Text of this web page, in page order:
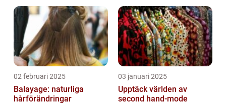
02 februari 2025
Balayage: naturliga
hårförändringar
03 januari 2025
Upptäck världen av
second hand-mode